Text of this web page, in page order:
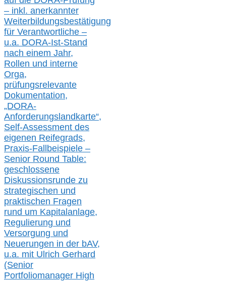
– inkl. anerkannter
Weiterbildungsbestätigung
für Verantwortliche –
u.a. DORA-Ist-Stand
nach einem Jahr,
Rollen und interne
Orga,
prüfungsrelevante
Dokumentation,
„DORA-
Anforderungslandkarte“,
Self-Assessment des
eigenen Reifegrads,
Praxis-Fallbeispiele –
Senior Round Table:
geschlossene
Diskussionsrunde zu
strategischen und
praktischen Fragen
rund um Kapitalanlage,
Regulierung und
Versorgung und
Neuerungen in der bAV,
u.a. mit Ulrich Gerhard
(Senior
Portfoliomanager High